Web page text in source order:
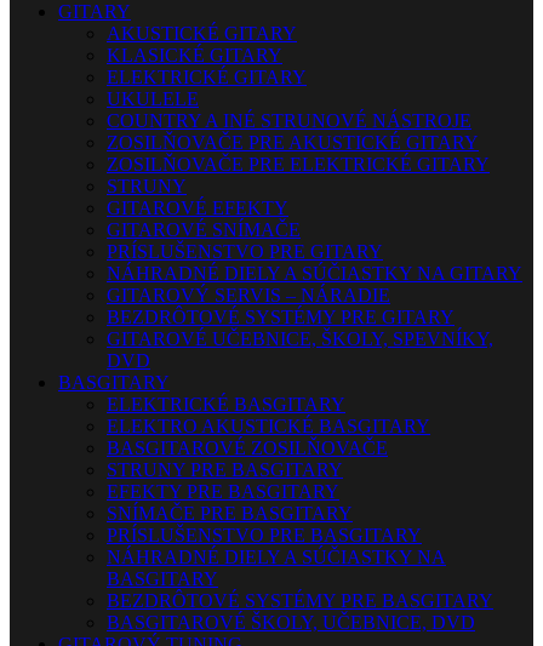
GITARY
AKUSTICKÉ GITARY
KLASICKÉ GITARY
ELEKTRICKÉ GITARY
UKULELE
COUNTRY A INÉ STRUNOVÉ NÁSTROJE
ZOSILŇOVAČE PRE AKUSTICKÉ GITARY
ZOSILŇOVAČE PRE ELEKTRICKÉ GITARY
STRUNY
GITAROVÉ EFEKTY
GITAROVÉ SNÍMAČE
PRÍSLUŠENSTVO PRE GITARY
NÁHRADNÉ DIELY A SÚČIASTKY NA GITARY
GITAROVÝ SERVIS – NÁRADIE
BEZDRÔTOVÉ SYSTÉMY PRE GITARY
GITAROVÉ UČEBNICE, ŠKOLY, SPEVNÍKY,
DVD
BASGITARY
ELEKTRICKÉ BASGITARY
ELEKTRO AKUSTICKÉ BASGITARY
BASGITAROVÉ ZOSILŇOVAČE
STRUNY PRE BASGITARY
EFEKTY PRE BASGITARY
SNÍMAČE PRE BASGITARY
PRÍSLUŠENSTVO PRE BASGITARY
NÁHRADNÉ DIELY A SÚČIASTKY NA
BASGITARY
BEZDRÔTOVÉ SYSTÉMY PRE BASGITARY
BASGITAROVÉ ŠKOLY, UČEBNICE, DVD